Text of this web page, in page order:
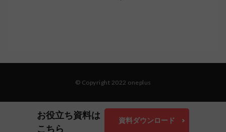
お役立ち資料は
こちら
資料ダウンロード
© Copyright 2022 oneplus